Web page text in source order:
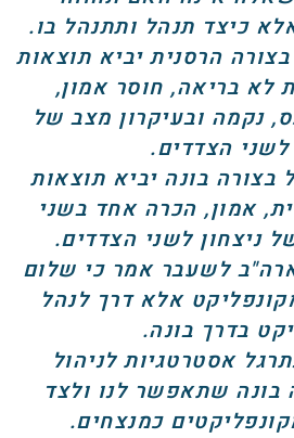
כיצד תנהל ותתנהל בו.
הרסנית יביא תוצאות
לא בריאה, חוסר אמון,
נקמה ובעיקרון מצב של
הצדדים.
בצורה בונה יביא תוצאות
אמון, הכרה אחד בשני
ניצחון לשני הצדדים.
ארה"ב לשעבר אמר כי שלום
אלא דרך לנהל
בדרך בונה.
אסטרטגיות לניהול
בונה שתאפשר לנו ולצד
כמנצחים.